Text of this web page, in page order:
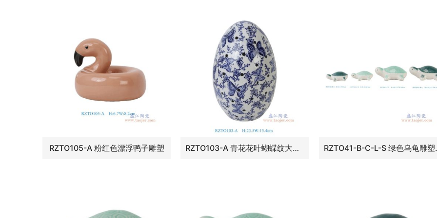
RZTO105-A 粉红色漂浮鸭子雕塑 RZTO103-A 青花花叶蝴蝶纹大鸡蛋